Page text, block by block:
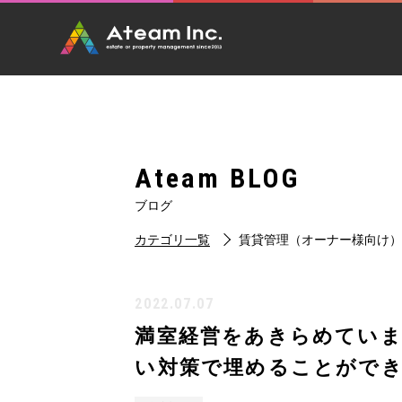
Ateam BLOG
ブログ
カテゴリ一覧 賃貸管理（オーナー様向け）
満室経営をあきらめてい
い対策で埋めることがで